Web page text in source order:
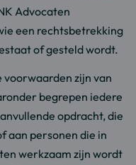
Advocaten
een rechtsbetrekking
of gesteld wordt.
voorwaarden zijn van
begrepen iedere
opdracht, die
aan personen die in
werkzaam zijn wordt